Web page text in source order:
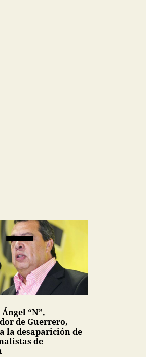
“N”,
de Guerrero,
la desaparición de
de